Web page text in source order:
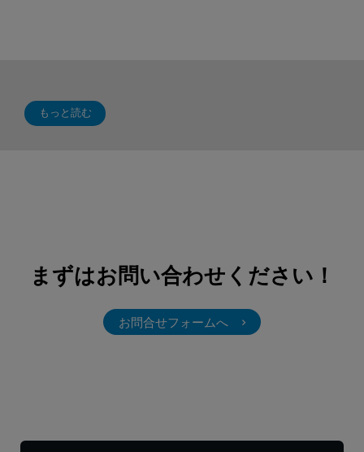
もっと読む
まずはお問い合わせください！
お問合せフォームへ